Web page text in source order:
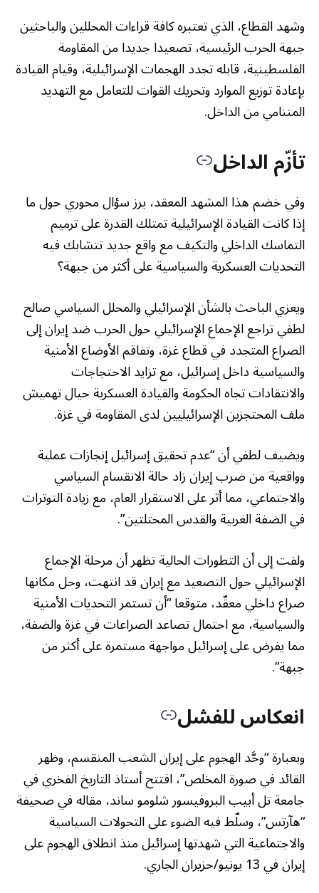
وشهد القطاع، الذي تعتبره كافة قراءات المحللين والباحثين
جبهة الحرب الرئيسية، تصعيدا جديدا من المقاومة
الفلسطينية، قابله تجدد الهجمات الإسرائيلية، وقيام القيادة
بإعادة توزيع الموارد وتحريك القوات للتعامل مع التهديد
المتنامي من الداخل.
تأزّم الداخل
وفي خضم هذا المشهد المعقد، برز سؤال محوري حول ما
إذا كانت القيادة الإسرائيلية تمتلك القدرة على ترميم
التماسك الداخلي والتكيف مع واقع جديد تتشابك فيه
التحديات العسكرية والسياسية على أكثر من جبهة؟
ويعزي الباحث بالشأن الإسرائيلي والمحلل السياسي صالح
لطفي تراجع الإجماع الإسرائيلي حول الحرب ضد إيران إلى
الصراع المتجدد في قطاع غزة، وتفاقم الأوضاع الأمنية
والسياسية داخل إسرائيل، مع تزايد الاحتجاجات
والانتقادات تجاه الحكومة والقيادة العسكرية حيال تهميش
ملف المحتجزين الإسرائيليين لدى المقاومة في غزة.
ويضيف لطفي أن “عدم تحقيق إسرائيل إنجازات عملية
وواقعية من ضرب إيران زاد حالة الانقسام السياسي
والاجتماعي، مما أثر على الاستقرار العام، مع زيادة التوترات
في الضفة الغربية والقدس المحتلتين”.
ولفت إلى أن التطورات الحالية تظهر أن مرحلة الإجماع
الإسرائيلي حول التصعيد مع إيران قد انتهت، وحل مكانها
صراع داخلي معقّد، متوقعا “أن تستمر التحديات الأمنية
والسياسية، مع احتمال تصاعد الصراعات في غزة والضفة،
مما يفرض على إسرائيل مواجهة مستمرة على أكثر من
جبهة”.
انعكاس للفشل
وبعبارة “وحَّد الهجوم على إيران الشعب المنقسم، وظهر
القائد في صورة المخلص”، افتتح أستاذ التاريخ الفخري في
جامعة تل أبيب البروفيسور شلومو ساند، مقاله في صحيفة
“هآرتس”، وسلّط فيه الضوء على التحولات السياسية
والاجتماعية التي شهدتها إسرائيل منذ انطلاق الهجوم على
إيران في 13 يونيو/حزيران الجاري.